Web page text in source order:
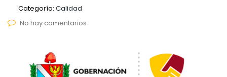
Categoría: Calidad
No hay comentarios